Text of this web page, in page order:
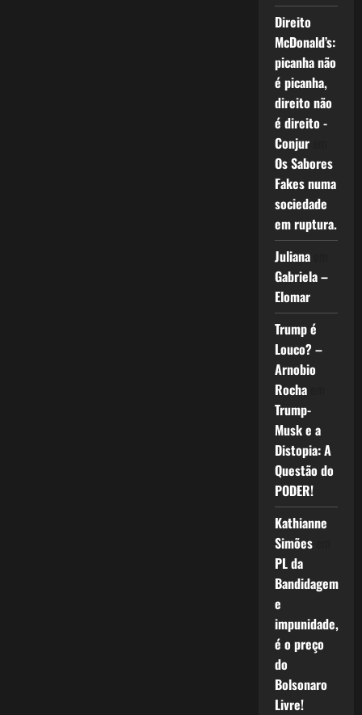
Direito
McDonald’s:
picanha não
é picanha,
direito não
é direito -
Conjurem
Os Sabores
Fakes numa
sociedade
em ruptura.
Julianaem
Gabriela –
Elomar
Trump é
Louco? –
Arnobio
Rochaem
Trump-
Musk e a
Distopia: A
Questão do
PODER!
Kathianne
Simõesem
PL da
Bandidagem
e
impunidade,
é o preço
do
Bolsonaro
Livre!